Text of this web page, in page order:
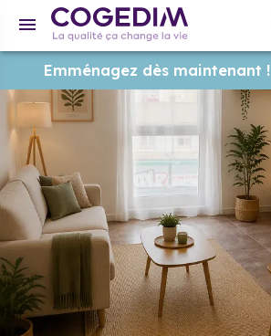
Emménagez dès maintenant !